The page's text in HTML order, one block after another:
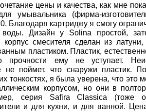
цены и качества, как мне
умывальника (фирма-
Благодаря картриджу я смогу
воды. Дизайн у Solina простой,
корпус смесителя сделан из
пластиком. Пластик,
прочности ему не уступает.
не поймет, что снаружи пластик.
тонкостях, я была уверена, что это
корпусом, но они в
серия Safira Classica (тоже
и для кухни, и для ванной.